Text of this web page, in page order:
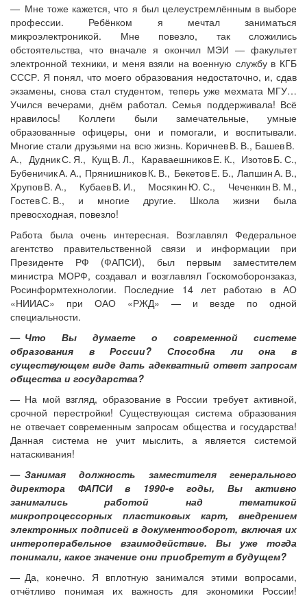
— Мне тоже кажется, что я был целеустремлённым в выборе
профессии. Ребёнком я мечтал заниматься
микроэлектроникой. Мне повезло, так сложились
обстоятельства, что вначале я окончил МЭИ — ​факультет
электронной техники, и меня взяли на военную службу в КГБ
СССР. Я понял, что моего образования недостаточно, и, сдав
экзамены, снова стал студентом, теперь уже мехмата МГУ…
Учился вечерами, днём работал. Семья поддерживала! Всё
нравилось! Коллеги были замечательные, умные
образованные офицеры, они и помогали, и воспитывали.
Многие стали друзьями на всю жизнь. Коричнев В. В., Башев В.
А., Дудник С. Я., Кущ В. Л., Караваешников Е. К., Изотов Б. С.,
Бубеничик А. А., Прянишников К. В., Бекетов Е. Б., Лапшин А. В.,
Хрупов В. А., Кубаев В. И., Мосякин Ю. С., Чеченкин В. М.,
Гостев С. В., и многие другие. Школа жизни была
превосходная, повезло!
Работа была очень интересная. Возглавлял Федеральное
агентство правительственной связи и информации при
Президенте РФ (ФАПСИ), был первым заместителем
министра МОРФ, создавал и возглавлял Госкомоборонзаказ,
Росинформтехнологии. Последние 14 лет работаю в АО
«НИИАС» при ОАО «РЖД» — ​и везде по одной
специальности.
— Что Вы думаете о современной системе
образования в России? Способна ли она в
существующем виде дать адекватный ответ запросам
общества и государства?
— На мой взгляд, образование в России требует активной,
срочной перестройки! Существующая система образования
не отвечает современным запросам общества и государства!
Данная система не учит мыслить, а является системой
натаскивания!
— Занимая должность заместителя генерального
директора ФАПСИ в 1990-е годы, Вы активно
занимались работой над тематикой
микропроцессорных пластиковых карт, внедрением
электронных подписей в документооборот, включая их
интероперабельное взаимодействие. Вы уже тогда
понимали, какое значение они приобретут в будущем?
— Да, конечно. Я вплотную занимался этими вопросами,
отчётливо понимая их важность для экономики России!